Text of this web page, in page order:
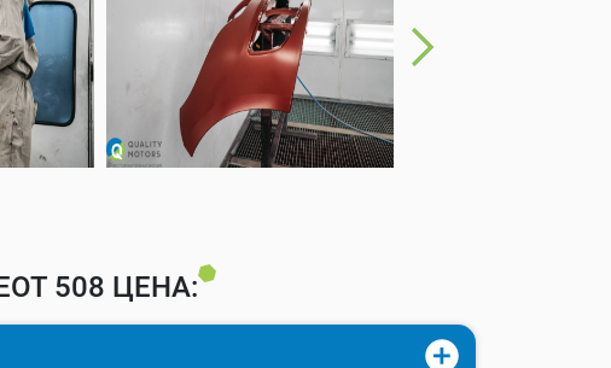
508 ЦЕНА: